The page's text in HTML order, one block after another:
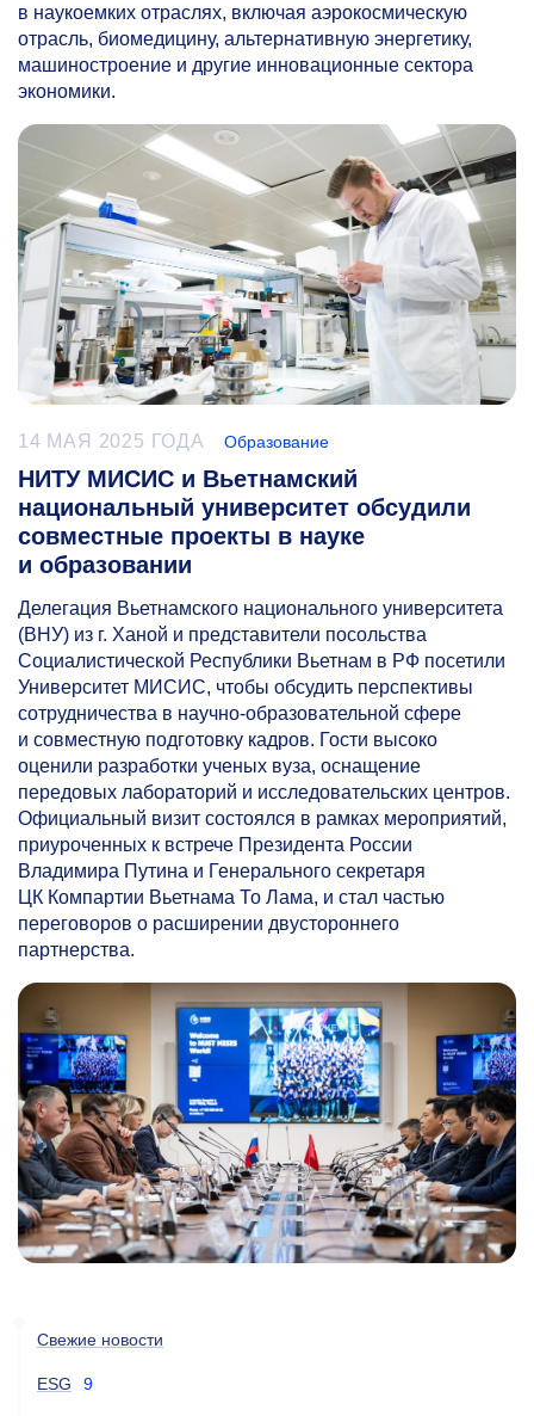
в наукоемких отраслях, включая аэрокосмическую
отрасль, биомедицину, альтернативную энергетику,
машиностроение и другие инновационные сектора
экономики.
14 МАЯ 2025 ГОДА Образование
НИТУ МИСИС и Вьетнамский
национальный университет обсудили
совместные проекты в науке
и образовании
Делегация Вьетнамского национального университета
(ВНУ) из г. Ханой и представители посольства
Социалистической Республики Вьетнам в РФ посетили
Университет МИСИС, чтобы обсудить перспективы
сотрудничества в научно-образовательной сфере
и совместную подготовку кадров. Гости высоко
оценили разработки ученых вуза, оснащение
передовых лабораторий и исследовательских центров.
Официальный визит состоялся в рамках мероприятий,
приуроченных к встрече Президента России
Владимира Путина и Генерального секретаря
ЦК Компартии Вьетнама То Лама, и стал частью
переговоров о расширении двустороннего
партнерства.
Свежие новости
ESG 9